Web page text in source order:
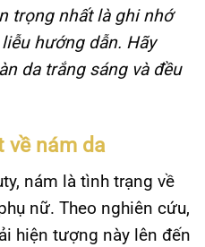
trọng nhất là ghi nhớ
hướng dẫn. Hãy
da trắng sáng và đều
về nám da
nám là tình trạng về
nữ. Theo nghiên cứu,
hiện tượng này lên đến